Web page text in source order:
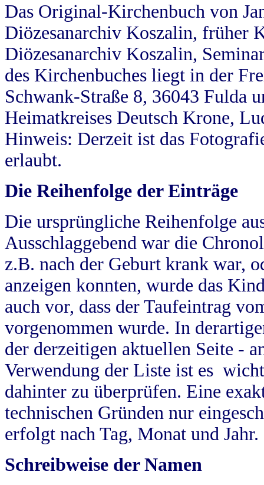
Das Original-Kirchenbuch von
Diözesanarchiv Koszalin, früher
Diözesanarchiv Koszalin,
des Kirchenbuches liegt in der
Schwank-Straße 8, 36043 Fulda
Heimatkreises Deutsch Krone,
Hinweis: Derzeit ist das
erlaubt.
Die Reihenfolge der Einträge
Die ursprüngliche Reihenfolge
Ausschlaggebend war die
z.B. nach der Geburt krank war,
anzeigen konnten, wurde das
auch vor, dass der Taufeintrag
vorgenommen wurde. In
der derzeitigen aktuellen Seite -
Verwendung der Liste ist es
dahinter zu überprüfen. Eine
technischen Gründen nur
erfolgt nach Tag, Monat und Jahr.
Schreibweise der Namen